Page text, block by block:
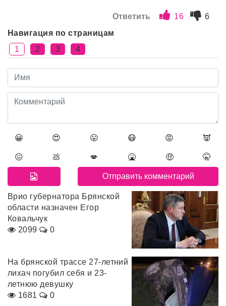
Ответить 16
6
Навигация по страницам
1
2 3 4
😀 😍 😛 😷 😡 👿
😖 💩 💋 🤮 🤑 🤫
Врио губернатора Брянской
области назначен Егор
Ковальчук
2099
0
На брянской трассе 27-летний
лихач погубил себя и 23-
летнюю девушку
1681
0